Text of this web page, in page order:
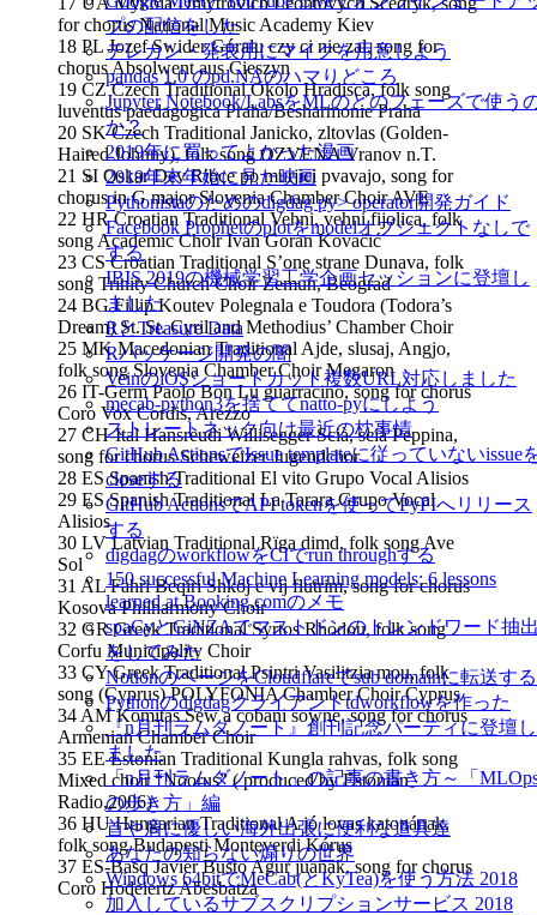
プの配信をした
テレカン・発表用にマイクを用意しよう
pandas 1.0 のpd.NAのハマりどころ
Jupyter Notebook/LabsをMLのどのフェーズで使う
か？
2019年に買ってよかった漫画
2019年末年始に見た映画
Pythonistaのためのdigdag py> operator開発ガイド
Facebook Prophetのplotをmodelオブジェクトなしで
する
IBIS 2019の機械学習工学企画セッションに登壇し
ました
RとTreasure Data
Rパッケージ開発の闇
VeinのiOSショートカット複数URL対応しました
mecab-python3を捨ててnatto-pyにしよう
ストレートネック向け最近の枕事情
GitHub ActionsでIssue templateに従っていないissue
closeする
GitHub ActionsでAPI tokenを使ってPyPIへリリース
する
digdagのworkflowをCIでrun throughする
150 successful Machine Learning models: 6 lessons
learned at Booking.comのメモ
spaCyとGiNZAでマストドンのトレンドワード抽
をしてみた
NotionのページをCloudflareでsub domainに転送する
Pythonのdigdagクライアントtdworkflowを作った
『n月刊ラムダノート』創刊記念パーティに登壇し
ました
「n月刊ラムダノート」の記事の書き方～「
の歩き方」編
首や肩に優しい海外出張に便利な道具達
あなたの知らない煽りの世界
Windows 64bitでMeCab(とKyTea)を使う方法 2018
加入しているサブスクリプションサービス 2018
for chorus National Music Academy Kiev
18 PL Jozef Swider Góralu czy ci nie zal, song for
chorus Absolwent aus Cieszyn
19 CZ Czech Traditional Okolo Hradisca, folk song
luventus paedagogica Praha/Besharmonie Praha
20 SK Czech Traditional Janicko, zltovlas (Golden-
Haired Johnny), folk song OZVENA Vranov n.T.
21 SI Oskar Dev Ribce po murjici pvavajo, song for
chorus in G major Slovenia Chamber Choir AVE
22 HR Croatian Traditional Vehni, vehni fijolica, folk
song Academic Choir Ivan Goran Kovačić
23 CS Croatian Traditional S’one strane Dunava, folk
song Trinity Church Choir Zemun, Beograd
24 BG Fillip Koutev Polegnala e Toudora (Todora’s
Dream) St. St. Cyril and Methodius’ Chamber Choir
25 MK Macedonian Traditional Ajde, slusaj, Angjo,
folk song Slovenia Chamber Choir Megaron
26 IT-Germ Paolo Bon Lu guarracino, song for chorus
Coro Vox Cordis, Arezzo
27 CH-Ital Hansreudi Willisegger Scià, scià Peppina,
song for chorus Scheweizer Jugendchor
28 ES Spanish Traditional El vito Grupo Vocal Alisios
29 ES Spanish Traditional La Tarara Grupo Vocal
Alisios
30 LV Latvian Traditional Rïga dimd, folk song Ave
Sol
31 AL Fahri Beqiri Shkoj e vij flutrim, song for chorus
Kosova Philharmony Choir
32 GR Greek Traditional Syrtos Rhodou, folk song
Corfu Municipality Choir
33 CY Greek Traditional Psintri Vasilitzia mou, folk
song (Cyprus) POLYFONIA Chamber Choir Cyprus
34 AM Komitas Sew a cobani sowne, song for chorus
Armenian Chamber Choir
35 EE Estonian Traditional Kungla rahvas, folk song
Mixed choir “Noorus” ( produced by Estonian
Radio,2006)
36 HU Hungarian Traditional A jó lovas katonának,
folk song Budapesti Monteverdi Kórus
37 ES-Basq Javier Busto Agur juanak, song for chorus
Coro Hodeiertz Abesbatza